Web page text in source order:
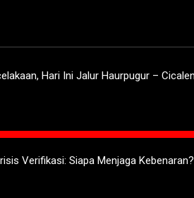
Hari Ini Jalur Haurpugur –
Verifikasi: Siapa Menjaga Kebenaran?